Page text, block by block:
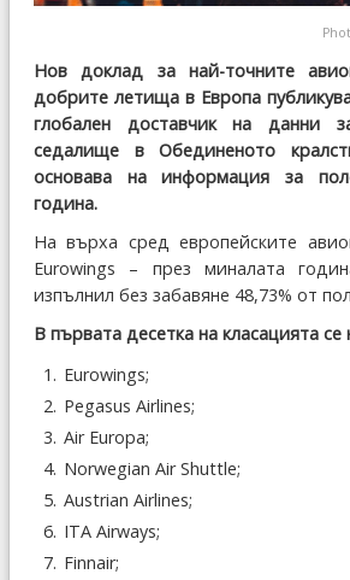
Нов доклад за най-точните
добрите летища в Европа
глобален доставчик на данни
седалище в Обединеното
основава на информация за
година.
На върха сред европейските
Eurowings – през миналата
изпълнил без забавяне 48,73% от
В първата десетка на класацията се
Eurowings;
Pegasus Airlines;
Air Europa;
Norwegian Air Shuttle;
Austrian Airlines;
ITA Airways;
Finnair;